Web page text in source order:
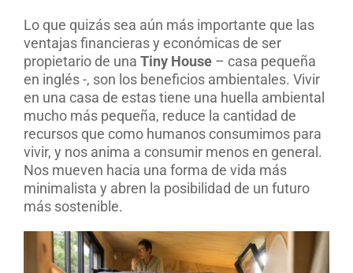
Lo que quizás sea aún más importante que las
ventajas financieras y económicas de ser
propietario de una Tiny House – casa pequeña
en inglés -, son los beneficios ambientales. Vivir
en una casa de estas tiene una huella ambiental
mucho más pequeña, reduce la cantidad de
recursos que como humanos consumimos para
vivir, y nos anima a consumir menos en general.
Nos mueven hacia una forma de vida más
minimalista y abren la posibilidad de un futuro
más sostenible.